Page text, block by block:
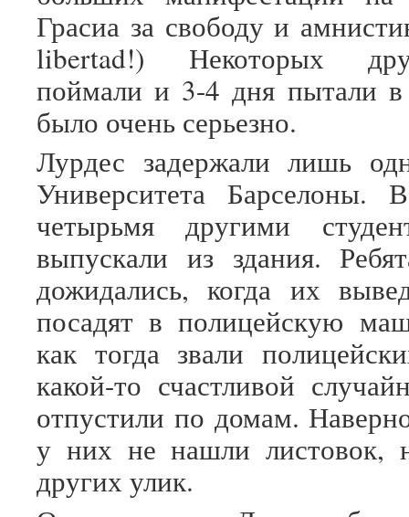
Грасиа за свободу и
libertad!) Некоторых
поймали и 3-4 дня пытали
было очень серьезно.
Лурдес задержали лишь
Университета Барселоны.
четырьмя другими
выпускали из здания.
дожидались, когда их
посадят в полицейскую
как тогда звали
какой-то счастливой
отпустили по домам.
у них не нашли листовок,
других улик.